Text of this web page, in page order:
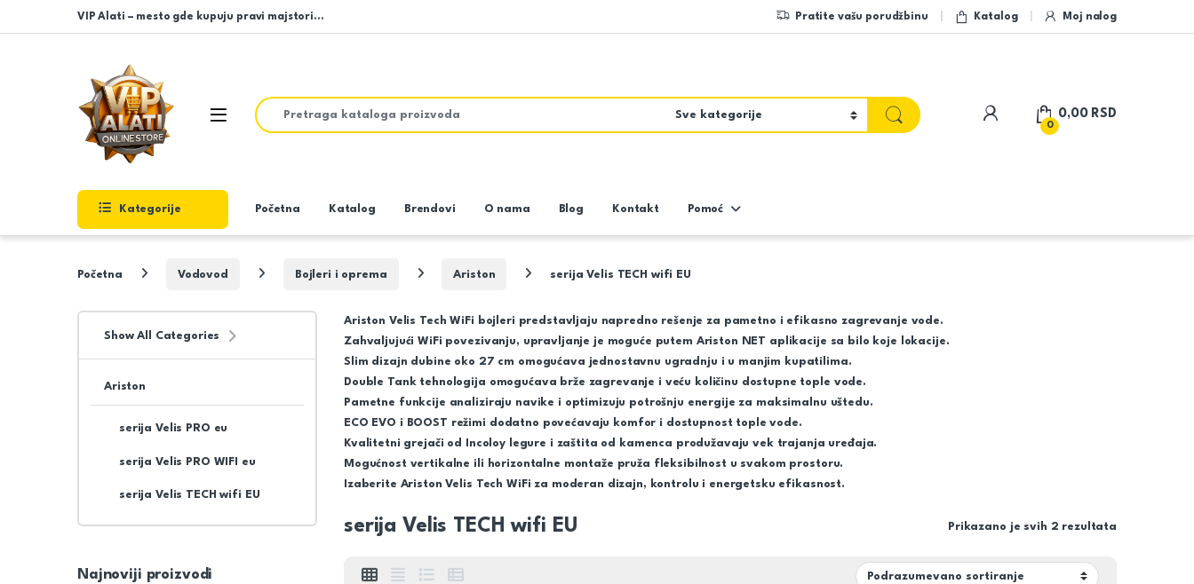
Skip to navigation
Skip to content
VIP Alati – mesto gde kupuju pravi majstori… Pratite vašu porudžbinu Katalog Moj nalog
Open
Search for:
My Account
0
0,00 RSD
Kategorije Početna Katalog Brendovi O nama Blog Kontakt Pomoć
Početna Vodovod Bojleri i oprema Ariston serija Velis TECH wifi EU
Ariston Velis Tech WiFi bojleri predstavljaju napredno rešenje za pametno i efikasno zagrevanje vode.
Zahvaljujući WiFi povezivanju, upravljanje je moguće putem Ariston NET aplikacije sa bilo koje lokacije.
Slim dizajn dubine oko 27 cm omogućava jednostavnu ugradnju i u manjim kupatilima.
Double Tank tehnologija omogućava brže zagrevanje i veću količinu dostupne tople vode.
Pametne funkcije analiziraju navike i optimizuju potrošnju energije za maksimalnu uštedu.
ECO EVO i BOOST režimi dodatno povećavaju komfor i dostupnost tople vode.
Kvalitetni grejači od Incoloy legure i zaštita od kamenca produžavaju vek trajanja uređaja.
Mogućnost vertikalne ili horizontalne montaže pruža fleksibilnost u svakom prostoru.
Izaberite Ariston Velis Tech WiFi za moderan dizajn, kontrolu i energetsku efikasnost.
serija Velis TECH wifi EU Prikazano je svih 2 rezultata
Show All Categories
Ariston
serija Velis PRO eu
serija Velis PRO WIFI eu
serija Velis TECH wifi EU
Najnoviji proizvodi